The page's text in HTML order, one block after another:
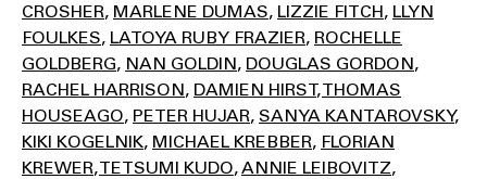
CROSHER MARLENE DUMAS LIZZIE FITCH LLYN
FOULKES LATOYA RUBY FRAZIER ROCHELLE
GOLDBERG NAN GOLDIN DOUGLAS GORDON
RACHEL HARRISON DAMIEN HIRST THOMAS
HOUSEAGO PETER HUJAR SANYA KANTAROVSKY
KIKI KOGELNIK MICHAEL KREBBER FLORIAN
KREWER TETSUMI KUDO ANNIE LEIBOVITZ